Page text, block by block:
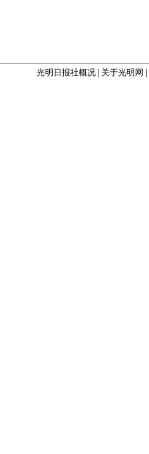
光明日报社概况 关于光明网